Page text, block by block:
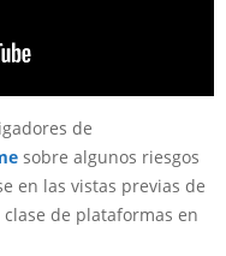
de
sobre algunos riesgos
en las vistas previas de
de plataformas en